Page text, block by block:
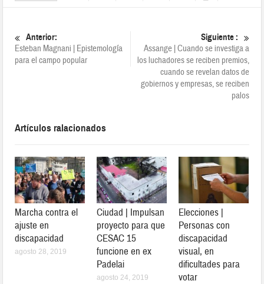
Anterior:
Esteban Magnani | Epistemología
para el campo popular
Siguiente :
Assange | Cuando se investiga a
los luchadores se reciben premios,
cuando se revelan datos de
gobiernos y empresas, se reciben
palos
Artículos ralacionados
Marcha contra el
ajuste en
discapacidad
agosto 28, 2019
Ciudad | Impulsan
proyecto para que
CESAC 15
funcione en ex
Padelai
agosto 24, 2019
Elecciones |
Personas con
discapacidad
visual, en
dificultades para
votar